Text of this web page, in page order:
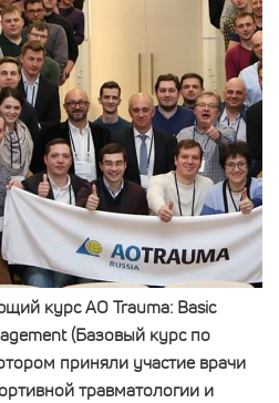
курс AО Trauma: Basic
(Базовый курс по
приняли участие врачи
травматологии и